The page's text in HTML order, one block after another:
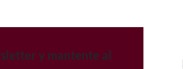
y mantente al